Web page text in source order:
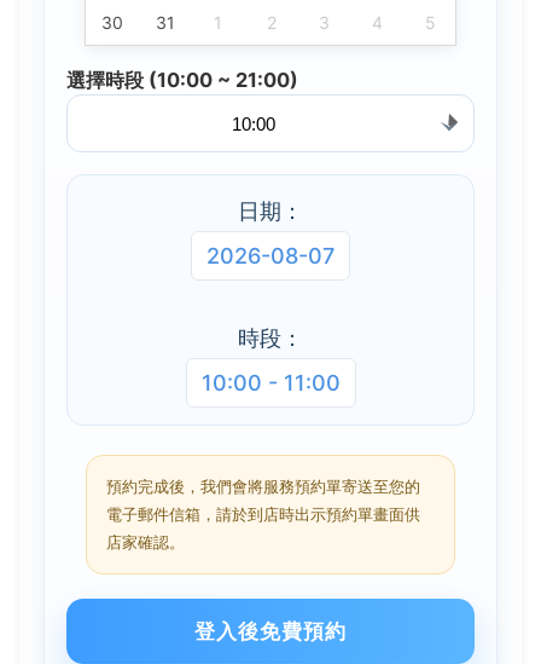
30 31 1 2 3 4 5
選擇時段 (10:00 ~ 21:00)
日期：
2026-08-07
時段：
10:00 - 11:00
預約完成後，我們會將服務預約單寄送至您的
電子郵件信箱，請於到店時出示預約單畫面供
店家確認。
登入後免費預約